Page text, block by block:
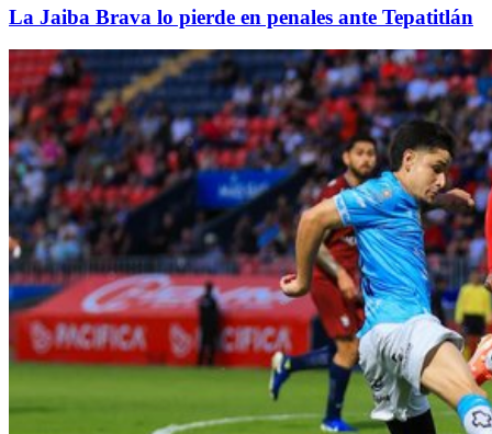
La Jaiba Brava lo pierde en penales ante Tepatitlán